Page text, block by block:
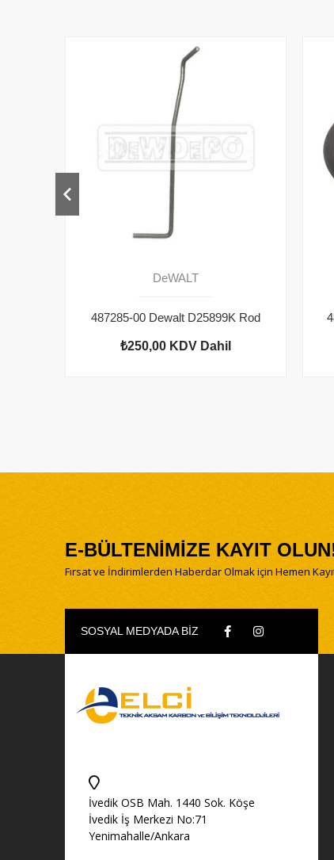
DeWALT
487285-00 Dewalt D25899K Rod
₺250,00 KDV Dahil
E-BÜLTENİMİZE KAYIT
Fırsat ve İndirimlerden Haberdar Olmak için Hemen
SOSYAL MEDYADA BİZ
İvedik OSB Mah. 1440 Sok. Köşe
İvedik İş Merkezi No:71
Yenimahalle/Ankara